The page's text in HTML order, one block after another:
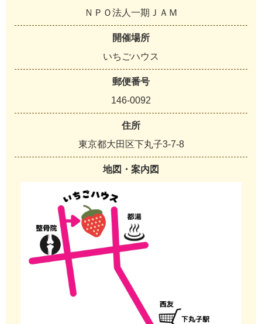
ＮＰＯ法人一期ＪＡＭ
開催場所
いちごハウス
郵便番号
146-0092
住所
東京都大田区下丸子3-7-8
地図・案内図